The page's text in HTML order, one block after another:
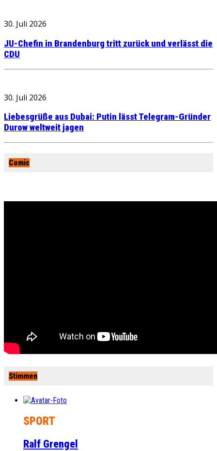
30. Juli 2026
JU-Chefin in Brandenburg tritt zurück und verlässt die
CDU
30. Juli 2026
Liebesgrüße aus Dubai: Putin lässt Telegram-Gründer
Durow weltweit jagen
Comic
Stimmen
SPORT
Ralf Grengel